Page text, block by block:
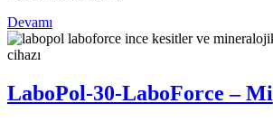
Devamı
LaboPol-30-LaboForce – Mi